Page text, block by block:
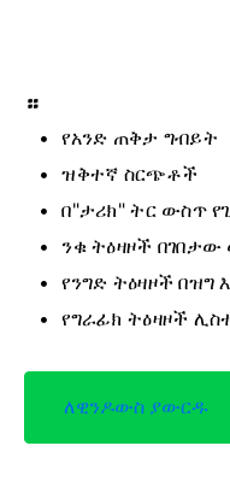
።
የአንድ ጠቅታ ግብይት
ዝቅተኛ ስርጭቶች
በ"ታሪክ" ትር ውስጥ
ንቁ ትዕዛዞች
የንግድ ትዕዛዞች በዝግ
የግራፊክ ትዕዛዞች
ለዊንዶውስ ያውርዱ